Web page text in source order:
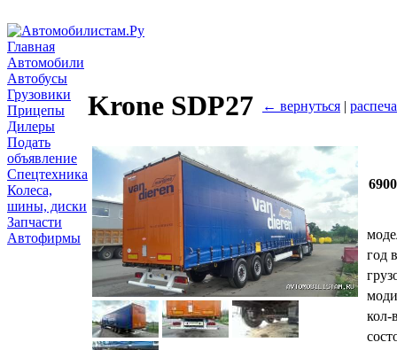
Главная
Автомобили
Автобусы
Грузовики
Прицепы
Дилеры
Подать
объявление
Спецтехника
Колеса,
шины, диски
Запчасти
Автофирмы
Krone SDP27 ← вернуться |
год
кол-